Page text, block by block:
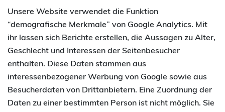
Unsere Website verwendet die Funktion
“demografische Merkmale” von Google Analytics. Mit
ihr lassen sich Berichte erstellen, die Aussagen zu Alter,
Geschlecht und Interessen der Seitenbesucher
enthalten. Diese Daten stammen aus
interessenbezogener Werbung von Google sowie aus
Besucherdaten von Drittanbietern. Eine Zuordnung der
Daten zu einer bestimmten Person ist nicht möglich. Sie